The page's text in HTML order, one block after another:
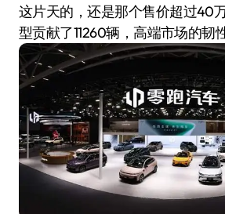
这片天的，还是那个售价超过40
型贡献了11260辆，高端市场的韧